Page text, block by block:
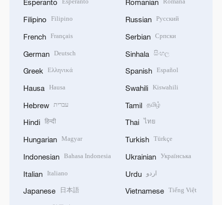
Esperanto
Filipino Filipino
French Français
German Deutsch
Greek Ελληνικά
Hausa Hausa
Hebrew עברית
Hindi हिन्दी
Hungarian Magyar
Indonesian Bahasa Indonesia
Italian Italiano
Japanese 日本語
Romanian
Russian Русский
Serbian Српски
Sinhala සිංහල
Spanish Español
Swahili Kiswahili
Tamil தமிழ்
Thai ไทย
Turkish Türkçe
Ukrainian Українська
Urdu اردو
Vietnamese Tiếng Việt